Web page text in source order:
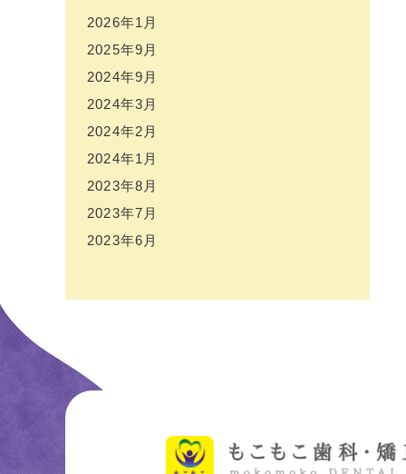
2026年1月
2025年9月
2024年9月
2024年3月
2024年2月
2024年1月
2023年8月
2023年7月
2023年6月